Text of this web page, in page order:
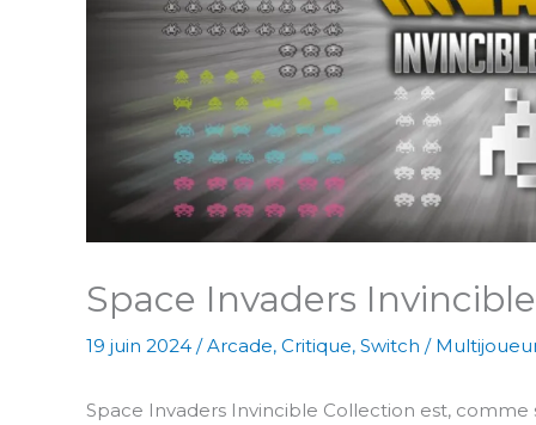
Space Invaders
19 juin 2024 /Arcade, Critique, Switch /
Space Invaders Invincible Collection est,